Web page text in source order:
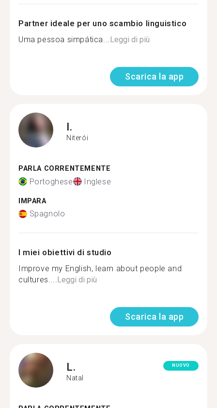
Partner ideale per uno scambio linguistico
Uma pessoa simpática...Leggi di più
Scarica la app
I.
Niterói
PARLA CORRENTEMENTE
Portoghese Inglese
IMPARA
Spagnolo
I miei obiettivi di studio
Improve my English, learn about people and
cultures....Leggi di più
Scarica la app
L.
Natal
NUOVO